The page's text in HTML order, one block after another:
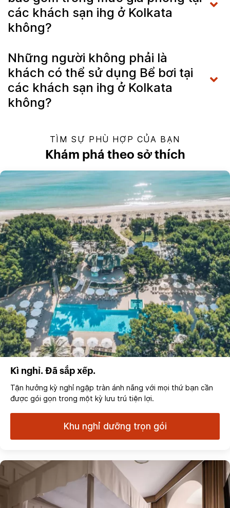
các khách sạn ihg ở Kolkata
không?
Những người không phải là
khách có thể sử dụng Bể bơi tại
các khách sạn ihg ở Kolkata
không?
TÌM SỰ PHÙ HỢP CỦA BẠN
Khám phá theo sở thích
Kì nghỉ. Đã sắp xếp.
Tận hưởng kỳ nghỉ ngập tràn ánh nắng với mọi thứ bạn cần
được gói gọn trong một kỳ lưu trú tiện lợi.
Khu nghỉ dưỡng trọn gói